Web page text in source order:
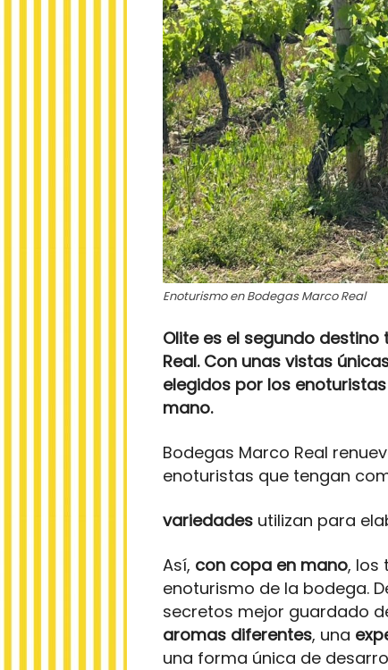
Enoturismo en Bodegas Marco Real
Olite es el segundo
Real. Con unas vistas
elegidos por los
mano.
Bodegas Marco Real
enoturistas que tengan
variedades utilizan para
Así, con copa en mano, los
enoturismo de la bodega.
secretos mejor guardado
aromas diferentes, una
una forma única de